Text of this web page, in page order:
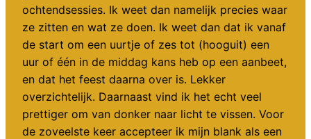
ochtendsessies. Ik weet dan namelijk precies waar
ze zitten en wat ze doen. Ik weet dan dat ik vanaf
de start om een uurtje of zes tot (hooguit) een
uur of één in de middag kans heb op een aanbeet,
en dat het feest daarna over is. Lekker
overzichtelijk. Daarnaast vind ik het echt veel
prettiger om van donker naar licht te vissen. Voor
de zoveelste keer accepteer ik mijn blank als een